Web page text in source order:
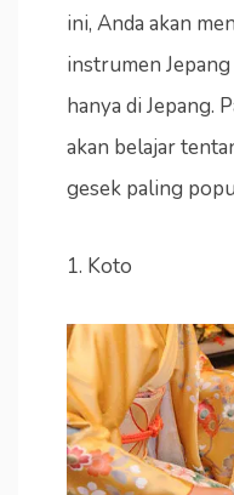
ini, Anda akan
instrumen
hanya di Jepang.
akan belajar
gesek paling
1. Koto